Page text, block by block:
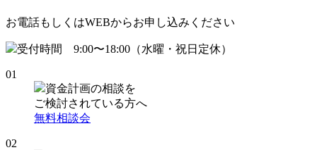
お電話もしくはWEBからお申し込みください
受付時間 9:00〜18:00（水曜・祝日定休）
01
資金計画の相談を
ご検討されている方へ
無料相談会
02